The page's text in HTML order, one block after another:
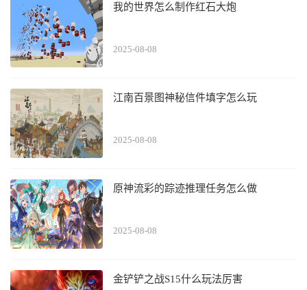
我的世界怎么制作红石大炮
2025-08-08
江南百景图神秘信件填字怎么玩
2025-08-08
原神流彩的踪迹推理任务怎么做
2025-08-08
金铲铲之战S15什么玩法厉害